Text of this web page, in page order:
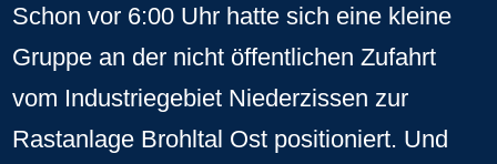
Schon vor 6:00 Uhr hatte sich eine kleine
Gruppe an der nicht öffentlichen Zufahrt
vom Industriegebiet Niederzissen zur
Rastanlage Brohltal Ost positioniert. Und